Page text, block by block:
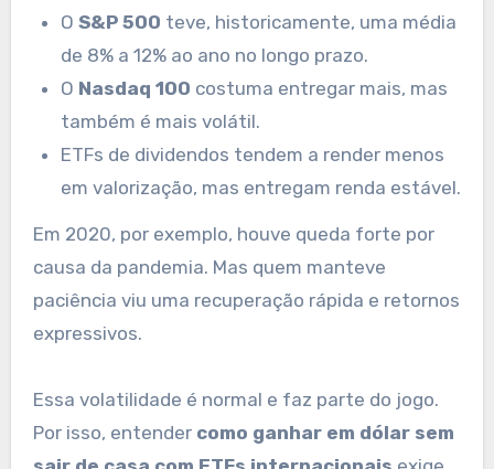
OS&P 500 teve, historicamente, uma média
de 8% a 12% ao ano no longo prazo.
O Nasdaq 100 costuma entregar mais, mas
também é mais volátil.
ETFs de dividendos tendem a render menos
em valorização, mas entregam renda estável.
Em 2020, por exemplo, houve queda forte por
causa da pandemia. Mas quem manteve
paciência viu uma recuperação rápida e retornos
expressivos.
Essa volatilidade é normal e faz parte do jogo.
Por isso, entender como ganhar em dólar sem